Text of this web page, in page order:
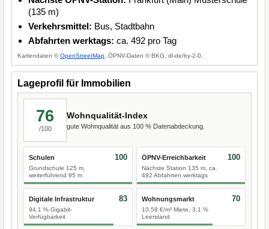
(135 m)
Verkehrsmittel: Bus, Stadtbahn
Abfahrten werktags: ca. 492 pro Tag
Kartendaten ©OpenStreetMap , ÖPNV-Daten © BKG, dl-de/by-2-0.
Lageprofil für Immobilien
76
/100
Wohnqualität-Index
gute Wohnqualität aus 100 % Datenabdeckung.
Schulen
Grundschule 125 m,
weiterführend 95 m
100 ÖPNV-Erreichbarkeit
Nächste Station 135 m, ca.
492 Abfahrten werktags
100
Digitale Infrastruktur
94,1 % Gigabit-
Verfügbarkeit
83 Wohnungsmarkt
10,58 €/m² Miete, 3,1 %
Leerstand
70